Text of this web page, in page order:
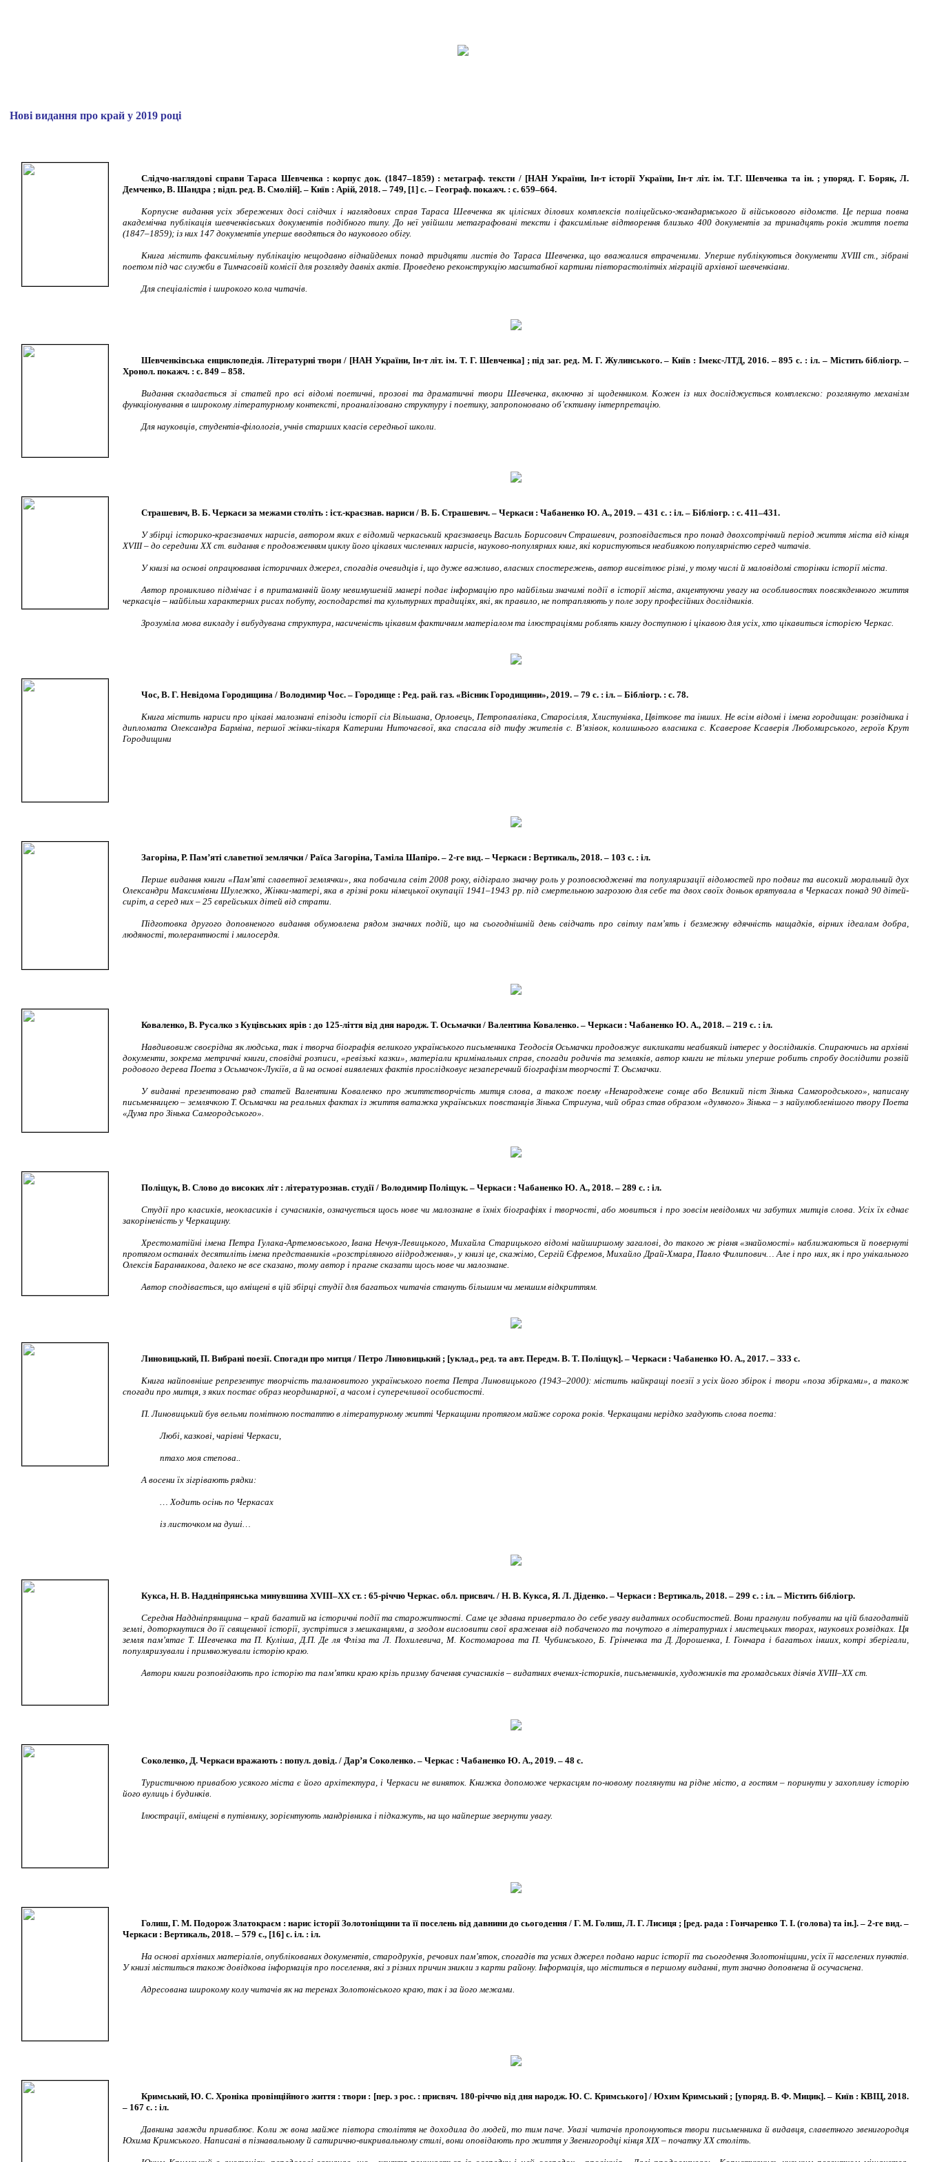
Нові видання про край у 2019 році
Слідчо-наглядові справи Тараса Шевченка : корпус док. (1847–1859) : метаграф. тексти / [НАН України, Ін-т історії України, Ін-т літ. ім. Т.Г. Шевченка та ін. ; упоряд. Г. Боряк, Л.
Демченко, В. Шандра ; відп. ред. В. Смолій]. – Київ : Арій, 2018. – 749, [1] с. – Географ. покажч. : с. 659–664.
Корпусне видання усіх збережених досі слідчих і наглядових справ Тараса Шевченка як цілісних ділових комплексів поліцейсько-жандармського й військового відомств. Це перша повна
академічна публікація шевченківських документів подібного типу. До неї увійшли метаграфовані тексти і факсимільне відтворення близько 400 документів за тринадцять років життя поета
(1847–1859); із них 147 документів уперше вводяться до наукового обігу.
Книга містить факсимільну публікацію нещодавно віднайдених понад тридцяти листів до Тараса Шевченка, що вважалися втраченими. Уперше публікуються документиXVIIIст., зібрані
поетом під час служби в Тимчасовій комісії для розгляду давніх актів. Проведено реконструкцію масштабної картини півторастолітніх міграцій архівної шевченкіани.
Для спеціалістів і широкого кола читачів.
Шевченківська енциклопедія. Літературні твори / [НАН України, Ін-т літ. ім. Т. Г. Шевченка] ; під заг. ред. М. Г. Жулинського. – Київ : Імекс-ЛТД, 2016. – 895 с. : іл. – Містить бібліогр. –
Хронол. покажч. : с. 849 – 858.
Видання складається зі статей про всі відомі поетичні, прозові та драматичні твори Шевченка, включно зі щоденником. Кожен із них досліджується комплексно: розглянуто механізм
функціонування в широкому літературному контексті, проаналізовано структуру і поетику, запропоновано об’єктивну інтерпретацію.
Для науковців, студентів-філологів, учнів старших класів середньої школи.
Страшевич, В. Б. Черкаси за межами століть : іст.-краєзнав. нариси / В. Б. Страшевич. – Черкаси : Чабаненко Ю. А., 2019. – 431 с. : іл. – Бібліогр. : с. 411–431.
У збірці історико-краєзнавчих нарисів, автором яких є відомий черкаський краєзнавець Василь Борисович Страшевич, розповідається про понад двохсотрічний період життя міста від кінця
XVIII – до середини ХХ ст. видання є продовженням циклу його цікавих численних нарисів, науково-популярних книг, які користуються неабиякою популярністю серед читачів.
У книзі на основі опрацювання історичних джерел, спогадів очевидців і, що дуже важливо, власних спостережень, автор висвітлює різні, у тому числі й маловідомі сторінки історії міста.
Автор проникливо підмічає і в притаманній йому невимушеній манері подає інформацію про найбільш значимі події в історії міста, акцентуючи увагу на особливостях повсякденного життя
черкасців – найбільш характерних рисах побуту, господарстві та культурних традиціях, які, як правило, не потрапляють у поле зору професійних дослідників.
Зрозуміла мова викладу і вибудувана структура, насиченість цікавим фактичним матеріалом та ілюстраціями роблять книгу доступною і цікавою для усіх, хто цікавиться історією Черкас.
Чос, В. Г. Невідома Городищина / Володимир Чос. – Городище : Ред. рай. газ. «Вісник Городищини», 2019. – 79 с. : іл. – Бібліогр. : с. 78.
Книга містить нариси про цікаві малознані епізоди історії сіл Вільшана, Орловець, Петропавлівка, Старосілля, Хлистунівка, Цвіткове та інших. Не всім відомі і імена городищан: розвідника і
дипломата Олександра Барміна, першої жінки-лікаря Катерини Ниточаєвої, яка спасала від тифу жителів с. В’язівок, колишнього власника с. Ксаверове Ксаверія Любомирського, героїв Крут
Городищини
Загоріна, Р. Пам’яті славетної землячки / Раїса Загоріна, Таміла Шапіро. – 2-ге вид. – Черкаси : Вертикаль, 2018. – 103 с. : іл.
Перше видання книги «Пам’яті славетної землячки», яка побачила світ 2008 року, відіграло значну роль у розповсюдженні та популяризації відомостей про подвиг та високий моральний дух
Олександри Максимівни Шулежко, Жінки-матері, яка в грізні роки німецької окупації 1941–1943 рр. під смертельною загрозою для себе та двох своїх доньок врятувала в Черкасах понад 90 дітей-
сиріт, а серед них – 25 єврейських дітей від страти.
Підготовка другого доповненого видання обумовлена рядом значних подій, що на сьогоднішній день свідчать про світлу пам’ять і безмежну вдячність нащадків, вірних ідеалам добра,
людяності, толерантності і милосердя.
Коваленко, В. Русалко з Куцівських ярів : до 125-ліття від дня народж. Т. Осьмачки / Валентина Коваленко. – Черкаси : Чабаненко Ю. А., 2018. – 219 с. : іл.
Навдивовиж своєрідна як людська, так і творча біографія великого українського письменника Теодосія Осьмачки продовжує викликати неабиякий інтерес у дослідників. Спираючись на архівні
документи, зокрема метричні книги, сповідні розписи, «ревізькі казки», матеріали кримінальних справ, спогади родичів та земляків, автор книги не тільки уперше робить спробу дослідити розвій
родового дерева Поета з Осьмачок-Лукіїв, а й на основі виявлених фактів прослідковує незаперечний біографізм творчості Т. Оьсмачки.
У виданні презентовано ряд статей Валентини Коваленко про життєтворчість митця слова, а також поему «Ненароджене сонце або Великий піст Зінька Самгородського», написану
письменницею – землячкою Т. Осьмачки на реальних фактах із життя ватажка українських повстанців Зінька Стригуна, чий образ став образом «думного» Зінька – з найулюбленішого твору Поета
«Дума про Зінька Самгородського».
Поліщук, В. Слово до високих літ : літературознав. студії / Володимир Поліщук. – Черкаси : Чабаненко Ю. А., 2018. – 289 с. : іл.
Студії про класиків, неокласиків і сучасників, означується щось нове чи малознане в їхніх біографіях і творчості, або мовиться і про зовсім невідомих чи забутих митців слова. Усіх їх єднає
закоріненість у Черкащину.
Хрестоматійні імена Петра Гулака-Артемовського, Івана Нечуя-Левицького, Михайла Старицького відомі найширшому загалові, до такого ж рівня «знайомості» наближаються й повернуті
протягом останніх десятиліть імена представників «розстріляного віідродження», у книзі це, скажімо, Сергій Єфремов, Михайло Драй-Хмара, Павло Филипович… Але і про них, як і про унікального
Олексія Баранникова, далеко не все сказано, тому автор і прагне сказати щось нове чи малознане.
Автор сподівається, що вміщені в цій збірці студії для багатьох читачів стануть більшим чи меншим відкриттям.
Линовицький, П. Вибрані поезії. Спогади про митця / Петро Линовицький ; [уклад., ред. та авт. Передм. В. Т. Поліщук]. – Черкаси : Чабаненко Ю. А., 2017. – 333 с.
Книга найповніше репрезентує творчість талановитого українського поета Петра Линовицького (1943–2000): містить найкращі поезії з усіх його збірок і твори «поза збірками», а також
спогади про митця, з яких постає образ неординарної, а часом і суперечливої особистості.
П. Линовицький був вельми помітною постаттю в літературному житті Черкащини протягом майже сорока років. Черкащани нерідко згадують слова поета:
Любі, казкові, чарівні Черкаси,
птахо моя степова..
А восени їх зігрівають рядки:
… Ходить осінь по Черкасах
із листочком на душі…
Кукса, Н. В. Наддніпрянська минувшина XVIII–ХХ ст. : 65-річчю Черкас. обл. присвяч. / Н. В. Кукса, Я. Л. Діденко. – Черкаси : Вертикаль, 2018. – 299 с. : іл. – Містить бібліогр.
Середня Наддніпрянщина – край багатий на історичні події та старожитності. Саме це здавна привертало до себе увагу видатних особистостей. Вони прагнули побувати на цій благодатній
землі, доторкнутися до її священної історії, зустрітися з мешканцями, а згодом висловити свої враження від побаченого та почутого в літературних і мистецьких творах, наукових розвідках. Ця
земля пам’ятає Т. Шевченка та П. Куліша, Д.П. Де ля Фліза та Л. Похилевича, М. Костомарова та П. Чубинського, Б. Грінченка та Д. Дорошенка, І. Гончара і багатьох інших, котрі зберігали,
популяризували і примножували історію краю.
Автори книги розповідають про історію та пам’ятки краю крізь призму бачення сучасників – видатних вчених-істориків, письменників, художників та громадських діячівXVIII–ХХ ст.
Соколенко, Д. Черкаси вражають : попул. довід. / Дар’я Соколенко. – Черкас : Чабаненко Ю. А., 2019. – 48 с.
Туристичною привабою усякого міста є його архітектура, і Черкаси не виняток. Книжка допоможе черкасцям по-новому поглянути на рідне місто, а гостям – поринути у захопливу історію
його вулиць і будинків.
Ілюстрації, вміщені в путівнику, зорієнтують мандрівника і підкажуть, на що найперше звернути увагу.
Голиш, Г. М. Подорож Златокраєм : нарис історії Золотоніщини та її поселень від давнини до сьогодення / Г. М. Голиш, Л. Г. Лисиця ; [ред. рада : Гончаренко Т. І. (голова) та ін.]. – 2-ге вид. –
Черкаси : Вертикаль, 2018. – 579 с., [16] с. іл. : іл.
На основі архівних матеріалів, опублікованих документів, стародруків, речових пам’яток, спогадів та усних джерел подано нарис історії та сьогодення Золотоніщини, усіх її населених пунктів.
У книзі міститься також довідкова інформація про поселення, які з різних причин зникли з карти району. Інформація, що міститься в першому виданні, тут значно доповнена й осучаснена.
Адресована широкому колу читачів як на теренах Золотоніського краю, так і за його межами.
Кримський, Ю. С. Хроніка провінційного життя : твори : [пер. з рос. : присвяч. 180-річчю від дня народж. Ю. С. Кримського] / Юхим Кримський ; [упоряд. В. Ф. Мицик]. – Київ : КВІЦ, 2018.
– 167 с. : іл.
Давнина завжди приваблює. Коли ж вона майже півтора століття не доходила до людей, то тим паче. Увазі читачів пропонуються твори письменника й видавця, славетного звенигородця
Юхима Кримського. Написані в пізнавальному й сатирично-викривальному стилі, вони оповідають про життя у Звенигородці кінця ХІХ – початку ХХ століть.